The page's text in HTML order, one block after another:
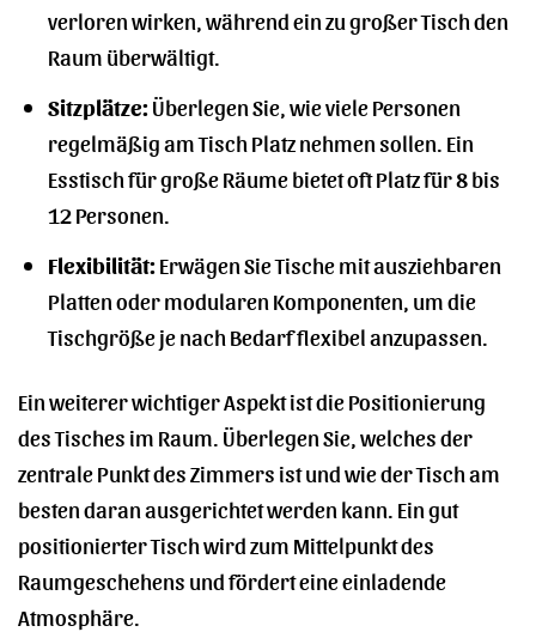
verloren wirken, während ein zu großer Tisch den
Raum überwältigt.
Sitzplätze:Überlegen Sie, wie viele Personen
regelmäßig am Tisch Platz nehmen sollen. Ein
Esstisch für große Räume bietet oft Platz für 8 bis
12 Personen.
Flexibilität:Erwägen Sie Tische mit ausziehbaren
Platten oder modularen Komponenten, um die
Tischgröße je nach Bedarf flexibel anzupassen.
Ein weiterer wichtiger Aspekt ist die Positionierung
des Tisches im Raum. Überlegen Sie, welches der
zentrale Punkt des Zimmers ist und wie der Tisch am
besten daran ausgerichtet werden kann. Ein gut
positionierter Tisch wird zum Mittelpunkt des
Raumgeschehens und fördert eine einladende
Atmosphäre.